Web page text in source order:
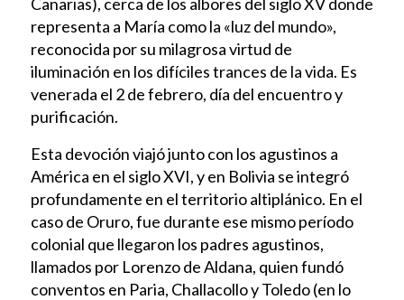
representa a María como la «luz del mundo»,
reconocida por su milagrosa virtud de
iluminación en los difíciles trances de la vida. Es
venerada el 2 de febrero, día del encuentro y
purificación.
Esta devoción viajó junto con los agustinos a
América en el siglo XVI, y en Bolivia se integró
profundamente en el territorio altiplánico. En el
caso de Oruro, fue durante ese mismo período
colonial que llegaron los padres agustinos,
llamados por Lorenzo de Aldana, quien fundó
conventos en Paria, Challacollo y Toledo (en lo